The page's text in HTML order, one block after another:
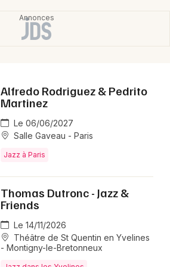
Alfredo Rodriguez & Pedrito
Martinez
Le 06/06/2027
Salle Gaveau - Paris
Jazz à Paris
Thomas Dutronc - Jazz &
Friends
Le 14/11/2026
Théâtre de St Quentin en Yvelines
- Montigny-le-Bretonneux